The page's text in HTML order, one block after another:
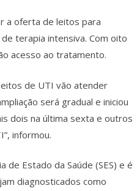
a oferta de leitos para
terapia intensiva. Com oito
acesso ao tratamento.
de UTI vão atender
será gradual e iniciou
dois na última sexta e outros
informou.
Estado da Saúde (SES) e é
diagnosticados como